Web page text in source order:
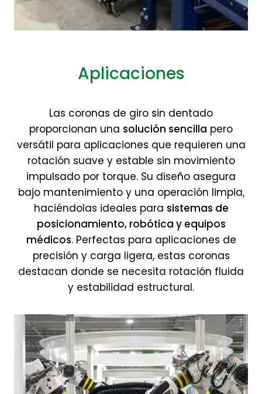
Aplicaciones
Las coronas de giro sin dentado
proporcionan una solución sencilla pero
versátil para aplicaciones que requieren una
rotación suave y estable sin movimiento
impulsado por torque. Su diseño asegura
bajo mantenimiento y una operación limpia,
haciéndolas ideales para sistemas de
posicionamiento, robótica y equipos
médicos. Perfectas para aplicaciones de
precisión y carga ligera, estas coronas
destacan donde se necesita rotación fluida
y estabilidad estructural.